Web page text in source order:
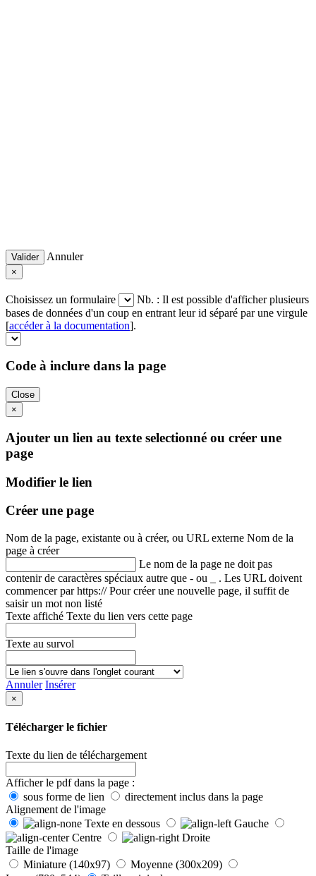
Valider Annuler
×
Choisissez un formulaire
Nb. : Il est possible d'afficher plusieurs
bases de données d'un coup en entrant leur id séparé par une virgule
[accéder à la documentation].
Code à inclure dans la page
Close
×
Ajouter un lien au texte selectionné ou créer une
page
Modifier le lien
Créer une page
Nom de la page, existante ou à créer, ou URL externe Nom de la
page à créer
Le nom de la page ne doit pas
contenir de caractères spéciaux autre que - ou _ . Les URL doivent
commencer par https:// Pour créer une nouvelle page, il suffit de
saisir un mot non listé
Texte affiché Texte du lien vers cette page
Texte au survol
Annuler Insérer
×
Télécharger le fichier
Texte du lien de téléchargement
Afficher le pdf dans la page :
sous forme de lien
directement inclus dans la page
Alignement de l'image
Texte en dessous
Gauche
Centre
Droite
Taille de l'image
Miniature (140x97)
Moyenne (300x209)